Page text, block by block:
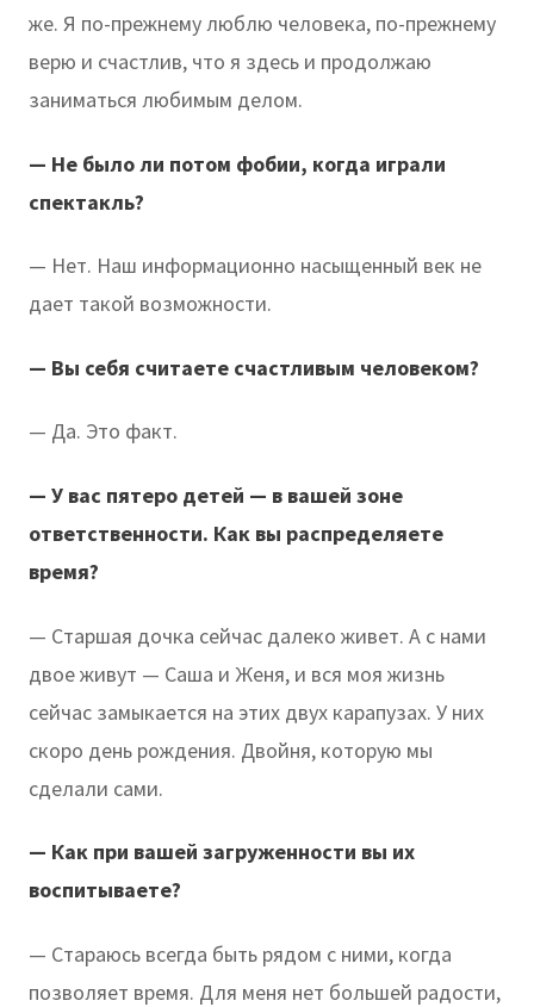
же. Я по-прежнему люблю человека, по-прежнему
верю и счастлив, что я здесь и продолжаю
заниматься любимым делом.
— Не было ли потом фобии, когда играли
спектакль?
— Нет. Наш информационно насыщенный век не
дает такой возможности.
— Вы себя считаете счастливым человеком?
— Да. Это факт.
— У вас пятеро детей — в вашей зоне
ответственности. Как вы распределяете
время?
— Старшая дочка сейчас далеко живет. А с нами
двое живут — Саша и Женя, и вся моя жизнь
сейчас замыкается на этих двух карапузах. У них
скоро день рождения. Двойня, которую мы
сделали сами.
— Как при вашей загруженности вы их
воспитываете?
— Стараюсь всегда быть рядом с ними, когда
позволяет время. Для меня нет большей радости,